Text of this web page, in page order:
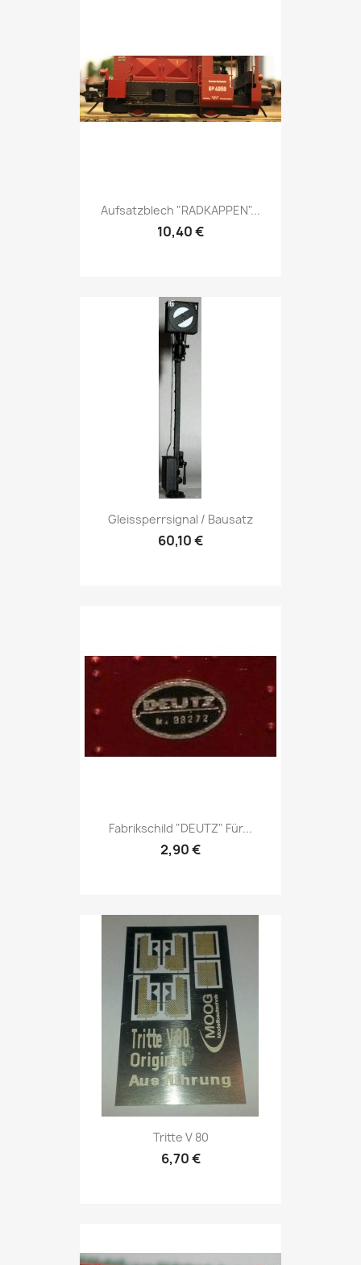
Aufsatzblech "RADKAPPEN"...
10,40 €
Gleissperrsignal / Bausatz
60,10 €
Fabrikschild "DEUTZ" Für...
2,90 €
Tritte V 80
6,70 €